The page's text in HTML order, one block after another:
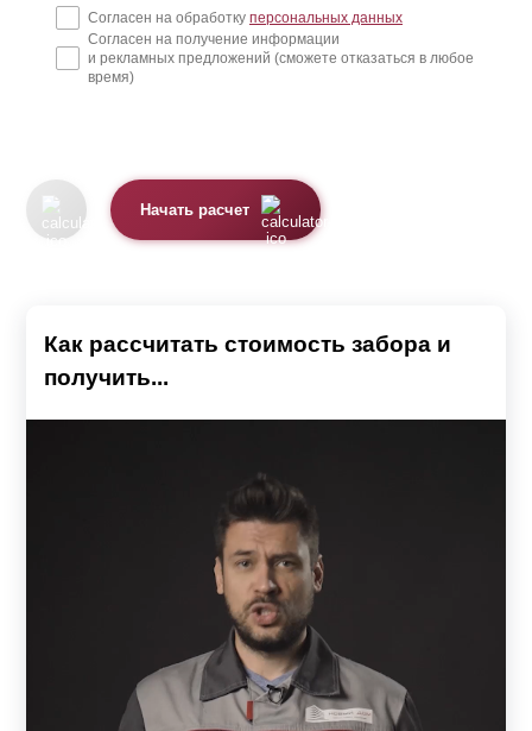
Согласен на обработку персональных данных
Согласен на получение информации
и рекламных предложений (сможете отказаться в любое
время)
Начать расчет
Как рассчитать стоимость забора и
получить...